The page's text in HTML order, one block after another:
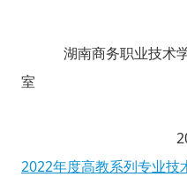
湖南商务职业技术学
室
2022年12
2022年度高教系列专业技